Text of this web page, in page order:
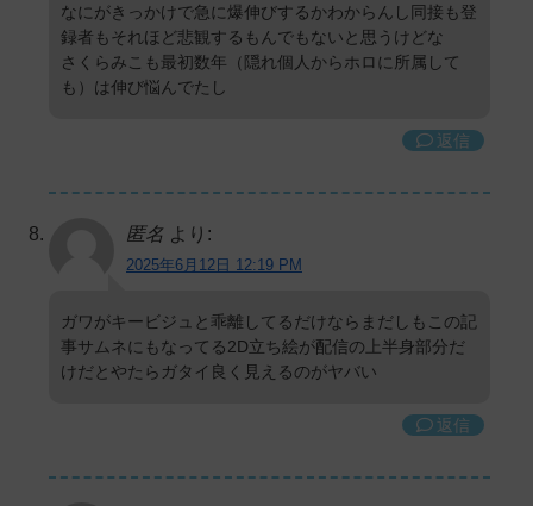
なにがきっかけで急に爆伸びするかわからんし同接も登
録者もそれほど悲観するもんでもないと思うけどな
さくらみこも最初数年（隠れ個人からホロに所属して
も）は伸び悩んでたし
返信
匿名 より:
2025年6月12日 12:19 PM
ガワがキービジュと乖離してるだけならまだしもこの記
事サムネにもなってる2D立ち絵が配信の上半身部分だ
けだとやたらガタイ良く見えるのがヤバい
返信